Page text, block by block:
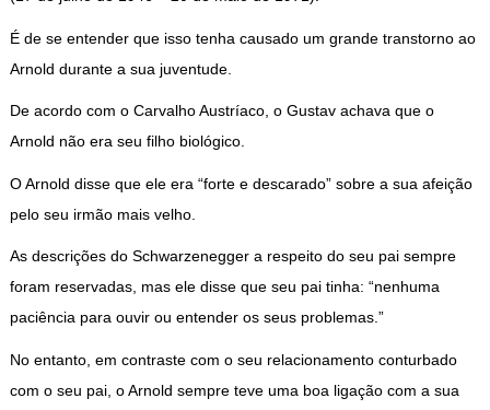
É de se entender que isso tenha causado um grande transtorno ao
Arnold durante a sua juventude.
De acordo com o Carvalho Austríaco, o Gustav achava que o
Arnold não era seu filho biológico.
O Arnold disse que ele era “forte e descarado” sobre a sua afeição
pelo seu irmão mais velho.
As descrições do Schwarzenegger a respeito do seu pai sempre
foram reservadas, mas ele disse que seu pai tinha: “nenhuma
paciência para ouvir ou entender os seus problemas.”
No entanto, em contraste com o seu relacionamento conturbado
com o seu pai, o Arnold sempre teve uma boa ligação com a sua